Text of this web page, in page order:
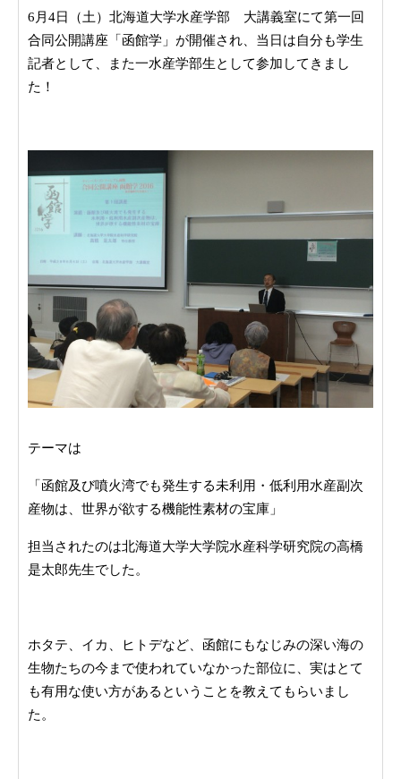
6 月 4日（土）北海道大学水産学部 大講義室にて第一回
合同公開講座「函館学」が開催され、 当日は自分も学生
記者として、また一水産学部生として参加してきまし
た！
テーマは
「函館及び噴火湾でも発生する未利用・低利用水産副次
産物は、世界が欲する機能性素材の宝庫」
担当されたのは北海道大学大学院水産科学研究院の高橋
是太郎先生でした。
ホタテ、イカ、ヒトデなど、函館にもなじみの深い海の
生物たちの今まで使われていなかった部位に、実はとて
も有用な使い方があるということを教えてもらいまし
た。